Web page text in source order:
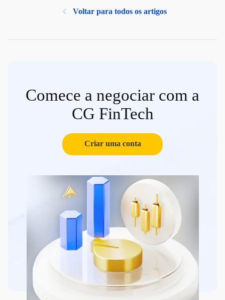
Voltar para todos os artigos
Comece a negociar com a
CG FinTech
Criar uma conta